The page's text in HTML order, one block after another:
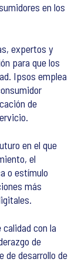
en los
expertos y
para que los
Ipsos emplea
de
en el que
el
o estímulo
más
con la
de
de desarrollo de